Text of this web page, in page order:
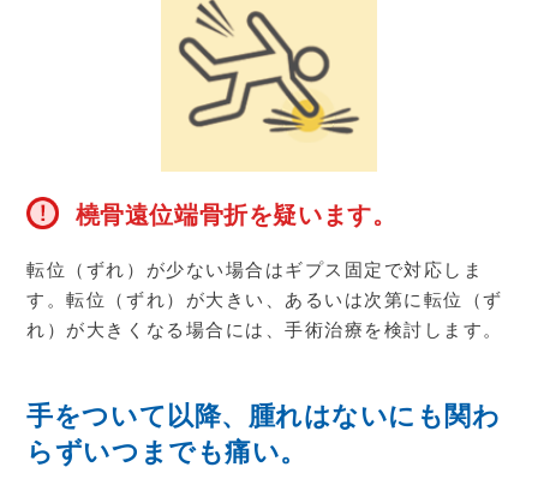
橈骨遠位端骨折を疑います。
転位（ずれ）が少ない場合はギプス固定で対応しま
す。転位（ずれ）が大きい、あるいは次第に転位（ず
れ）が大きくなる場合には、手術治療を検討します。
手をついて以降、腫れはないにも関わ
らずいつまでも痛い。